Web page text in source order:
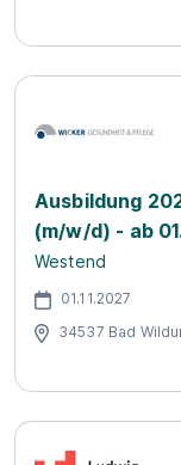
Ausbildung
(m/w/d) - ab
Westend
01.11.2027
34537 Bad